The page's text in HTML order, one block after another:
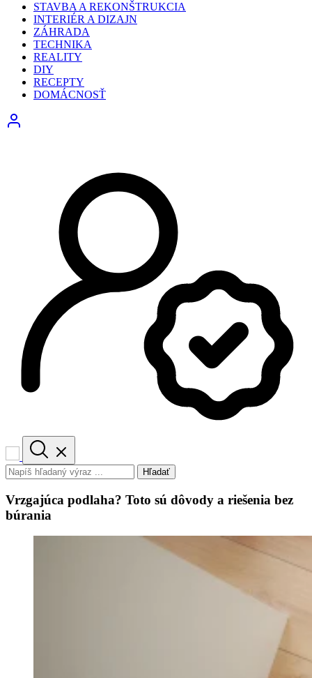
STAVBA A REKONŠTRUKCIA
INTERIÉR A DIZAJN
ZÁHRADA
TECHNIKA
REALITY
DIY
RECEPTY
DOMÁCNOSŤ
Hľadať
Vrzgajúca podlaha? Toto sú dôvody a riešenia bez
búrania